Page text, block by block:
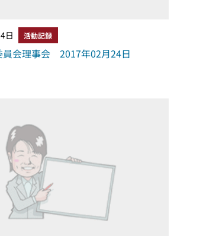
日 活動記録
員会理事会 2017年02月24日